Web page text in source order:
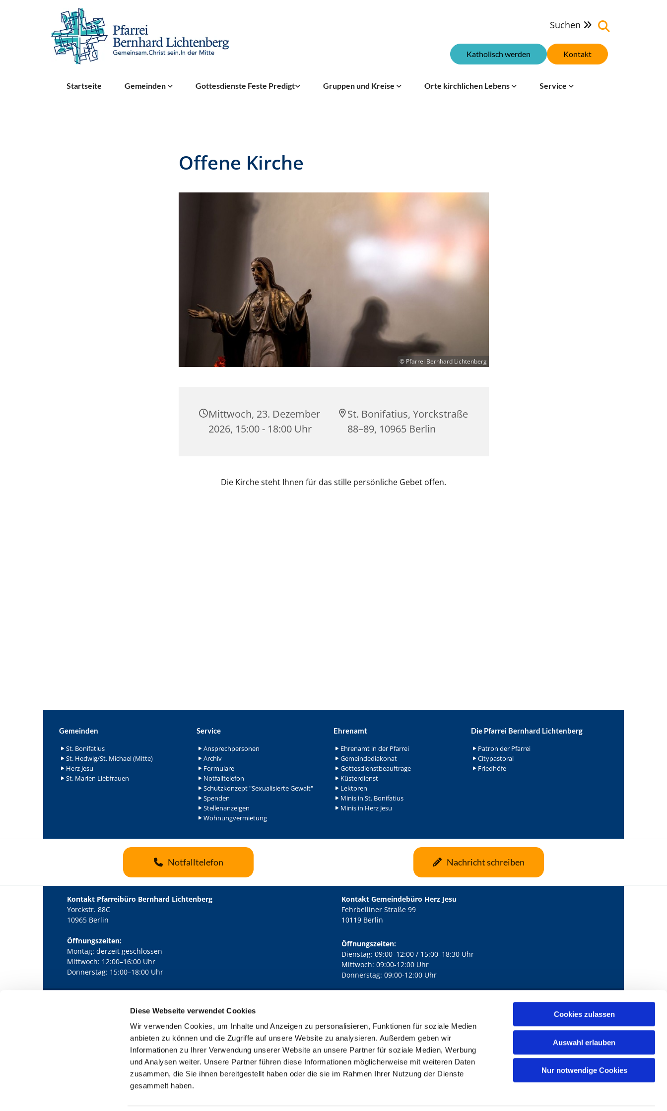
Diese Webseite verwendet Cookies
Wir verwenden Cookies, um Inhalte und Anzeigen zu personalisieren, Funktionen für soziale Medien
anbieten zu können und die Zugriffe auf unsere Website zu analysieren. Außerdem geben wir
Informationen zu Ihrer Verwendung unserer Website an unsere Partner für soziale Medien, Werbung
und Analysen weiter. Unsere Partner führen diese Informationen möglicherweise mit weiteren Daten
zusammen, die Sie ihnen bereitgestellt haben oder die sie im Rahmen Ihrer Nutzung der Dienste
gesammelt haben.
Cookies zulassen
Auswahl erlauben
Nur notwendige Cookies
Suchen 
Kontakt
Katholisch werden
Startseite Gemeinden Gottesdienste Feste Predigt Gruppen und Kreise Orte kirchlichen Lebens Service
Offene Kirche
© Pfarrei Bernhard Lichtenberg
Mittwoch, 23. Dezember
2026, 15:00 - 18:00 Uhr
St. Bonifatius, Yorckstraße
88–89, 10965 Berlin
Die Kirche steht Ihnen für das stille persönliche Gebet offen.
Gemeinden
St. Bonifatius
St. Hedwig/St. Michael (Mitte)
Herz Jesu
St. Marien Liebfrauen
Service
Ansprechpersonen
Archiv
Formulare
Notfalltelefon
Schutzkonzept "Sexualisierte Gewalt"
Spenden
Stellenanzeigen
Wohnungvermietung
Ehrenamt
Ehrenamt in der Pfarrei
Gemeindediakonat
Gottesdienstbeauftrage
Küsterdienst
Lektoren
Minis in St. Bonifatius
Minis in Herz Jesu
Die Pfarrei Bernhard Lichtenberg
Patron der Pfarrei
Citypastoral
Friedhöfe
Notfalltelefon Nachricht schreiben
Kontakt Pfarreibüro Bernhard Lichtenberg
Yorckstr. 88C
10965 Berlin
Öffnungszeiten:
Montag: derzeit geschlossen
Mittwoch: 12:00–16:00 Uhr
Donnerstag: 15:00–18:00 Uhr
Kontakt Gemeindebüro Herz Jesu
Fehrbelliner Straße 99
10119 Berlin
Öffnungszeiten:
Dienstag: 09:00–12:00 / 15:00–18:30 Uhr
Mittwoch: 09:00-12:00 Uhr
Donnerstag: 09:00-12:00 Uhr
Kath. Kirchengemeinde Pfarrei Bernhard Lichtenberg Berlin-Mitte · Yorckstr. 88C, 10965 Berlin mail@bernhard-lichtenberg.berlin
Kontaktinformationen Impressum